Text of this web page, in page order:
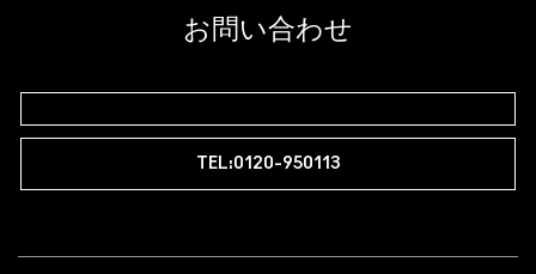
登録後の初回購入時に10%OFF
お問い合わせ
TEL:0120-950113